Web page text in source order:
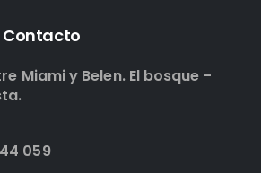
Contacto
Miami y Belen. El bosque -
059